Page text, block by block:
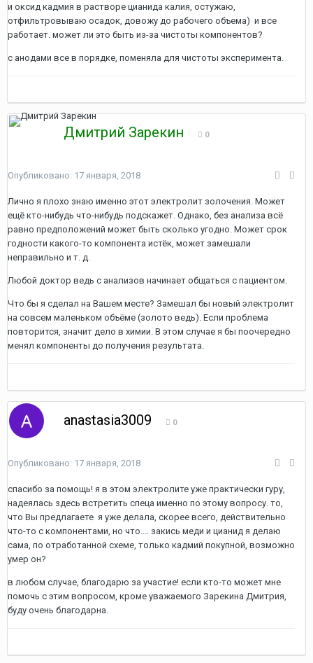
и оксид кадмия в растворе цианида калия, остужаю,
отфильтровываю осадок, довожу до рабочего объема) и все
работает. может ли это быть из-за чистоты компонентов?
с анодами все в порядке, поменяла для чистоты эксперимента.
Дмитрий Зарекин 0
Опубликовано: 17 января, 2018
Лично я плохо знаю именно этот электролит золочения. Может
ещё кто-нибудь что-нибудь подскажет. Однако, без анализа всё
равно предположений может быть сколько угодно. Может срок
годности какого-то компонента истёк, может замешали
неправильно и т. д.
Любой доктор ведь с анализов начинает общаться с пациентом.
Что бы я сделал на Вашем месте? Замешал бы новый электролит
на совсем маленьком объёме (золото ведь). Если проблема
повторится, значит дело в химии. В этом случае я бы поочередно
менял компоненты до получения результата.
anastasia3009 0
Опубликовано: 17 января, 2018
спасибо за помощь! я в этом электролите уже практически гуру,
надеялась здесь встретить спеца именно по этому вопросу. то,
что Вы предлагаете я уже делала, скорее всего, действительно
что-то с компонентами, но что.... закись меди и цианид я делаю
сама, по отработанной схеме, только кадмий покупной, возможно
умер он?
в любом случае, благодарю за участие! если кто-то может мне
помочь с этим вопросом, кроме уважаемого Зарекина Дмитрия,
буду очень благодарна.